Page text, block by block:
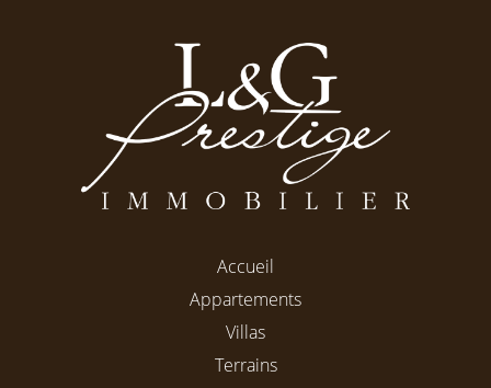
Accueil
Appartements
Villas
Terrains